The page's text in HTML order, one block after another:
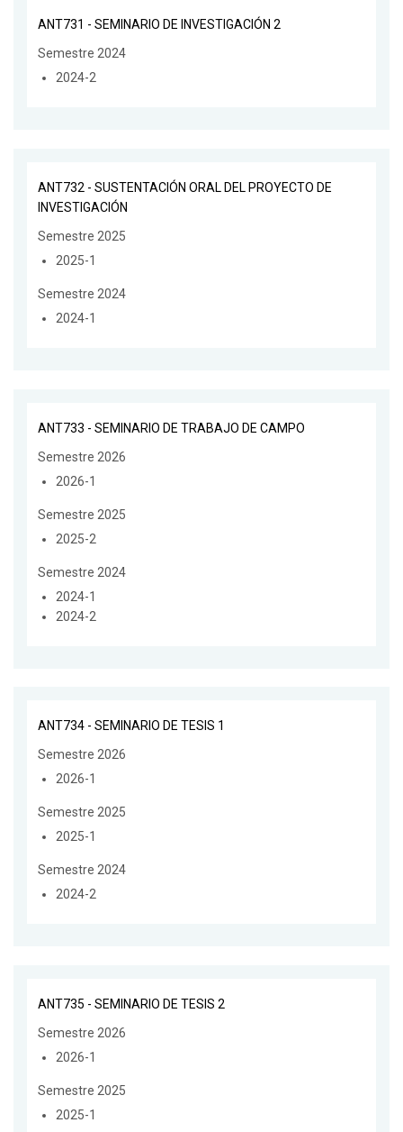
ANT731 - SEMINARIO DE INVESTIGACIÓN 2
Semestre 2024
2024-2
ANT732 - SUSTENTACIÓN ORAL DEL PROYECTO DE
INVESTIGACIÓN
Semestre 2025
2025-1
Semestre 2024
2024-1
ANT733 - SEMINARIO DE TRABAJO DE CAMPO
Semestre 2026
2026-1
Semestre 2025
2025-2
Semestre 2024
2024-1
2024-2
ANT734 - SEMINARIO DE TESIS 1
Semestre 2026
2026-1
Semestre 2025
2025-1
Semestre 2024
2024-2
ANT735 - SEMINARIO DE TESIS 2
Semestre 2026
2026-1
Semestre 2025
2025-1